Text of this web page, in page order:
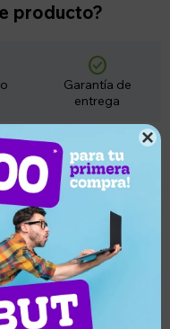

producto?
check_circle
Garantía de
entrega
el aliado perfecto para
diarias. Diseñada
pesar
incorpora
ideal para